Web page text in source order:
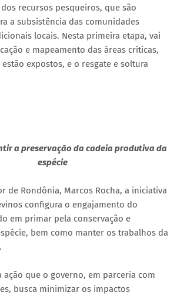
recursos pesqueiros, que são
a subsistência das comunidades
locais. Nesta primeira etapa, vai
e mapeamento das áreas críticas,
expostos, e o resgate e soltura
a preservação da cadeia produtiva da
espécie
de Rondônia, Marcos Rocha, a iniciativa
configura o engajamento do
em primar pela conservação e
bem como manter os trabalhos da
ação que o governo, em parceria com
busca minimizar os impactos